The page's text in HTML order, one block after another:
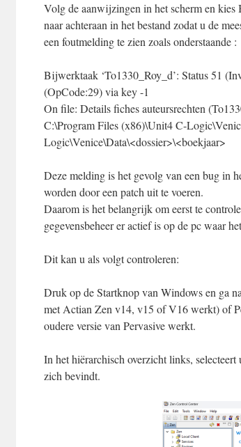
Volg de aanwijzingen in het scherm en kies
naar achteraan in het bestand zodat u de
een foutmelding te zien zoals onderstaande :
Bijwerktaak ‘To1330_Roy_d’: Status 51
(OpCode:29) via key -1
On file: Details fiches auteursrechten
C:\Program Files (x86)\Unit4 C-
Logic\Venice\Data\<dossier>\<boekjaar>
Deze melding is het gevolg van een bug in
worden door een patch uit te voeren.
Daarom is het belangrijk om eerst te
gegevensbeheer er actief is op de pc waar
Dit kan u als volgt controleren:
Druk op de Startknop van Windows en ga
met Actian Zen v14, v15 of V16 werkt) of
oudere versie van Pervasive werkt.
In het hiërarchisch overzicht links,
zich bevindt.